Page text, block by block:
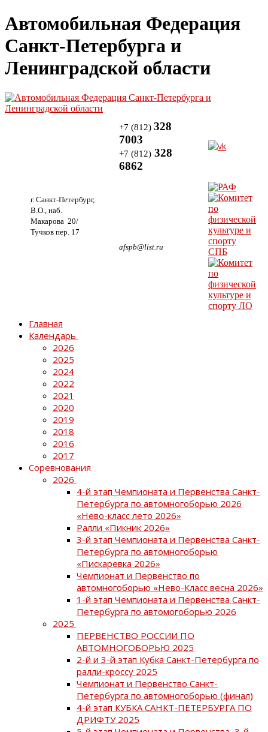
Автомобильная Федерация
Санкт-Петербурга и
Ленинградской области
г. Санкт-Петербург,
В.О., наб.
Макарова 20/
Тучков пер. 17
+7 (812) 328
7003
+7 (812) 328
6862
afspb@list.ru
Главная
Календарь
2026
2025
2024
2022
2021
2020
2019
2018
2016
2017
Соревнования
2026
4-й этап Чемпионата и Первенства Санкт-
Петербурга по автомногоборью 2026
«Нево-класс лето 2026»
Ралли «Пикник 2026»
3-й этап Чемпионата и Первенства Санкт-
Петербурга по автомногоборью
«Пискаревка 2026»
Чемпионат и Первенство по
автомногоборью «Нево-Класс весна 2026»
1-й этап Чемпионата и Первенства Санкт-
Петербурга по автомогоборью 2026
2025
ПЕРВЕНСТВО РОССИИ ПО
АВТОМНОГОБОРЬЮ 2025
2-й и 3-й этап Кубка Санкт-Петербурга по
ралли-кроссу 2025
Чемпионат и Первенство Санкт-
Петербурга по автомногоборью (финал)
4-й этап КУБКА САНКТ-ПЕТЕРБУРГА ПО
ДРИФТУ 2025